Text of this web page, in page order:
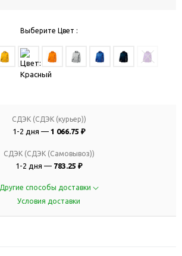
Выберите Цвет :
СДЭК (СДЭК (курьер))
1-2 дня — 1 066.75 ₽
СДЭК (СДЭК (Самовывоз))
1-2 дня — 783.25 ₽
Другие способы доставки
Условия доставки